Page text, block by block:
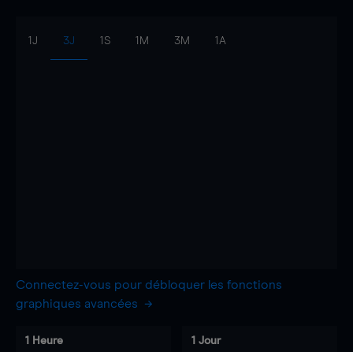
1J 3J 1S 1M 3M 1A
Connectez-vous pour débloquer les fonctions
graphiques avancées
1 Heure 1 Jour